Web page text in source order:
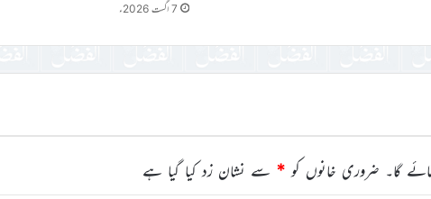
7 اگست 2026ء
گا۔ ضروری خانوں کو * سے نشان زد کیا گیا ہے